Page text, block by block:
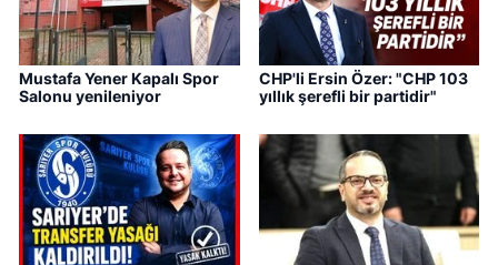
Mustafa Yener Kapalı Spor
Salonu yenileniyor
CHP'li Ersin Özer: "CHP 103
yıllık şerefli bir partidir"